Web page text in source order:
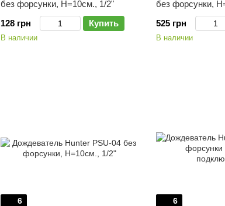
без форсунки, Н=10см., 1/2"
128 грн
Купить
В наличии
без форсунки,
525 грн
В наличии
6
6